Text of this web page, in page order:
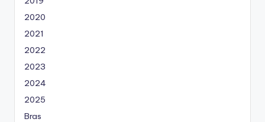
2020
2021
2022
2023
2024
2025
Bras